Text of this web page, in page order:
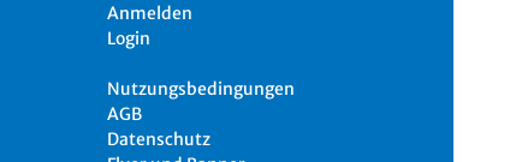
Anmelden
Login
Nutzungsbedingungen
AGB
Datenschutz